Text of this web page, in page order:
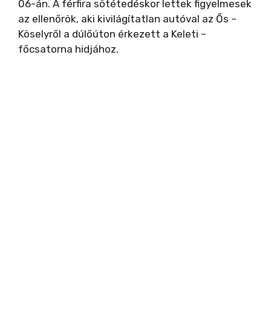
06-án. A férfira sötétedéskor lettek figyelmesek
az ellenőrök, aki kivilágítatlan autóval az Ős –
Köselyről a dúlőúton érkezett a Keleti –
főcsatorna hidjához.